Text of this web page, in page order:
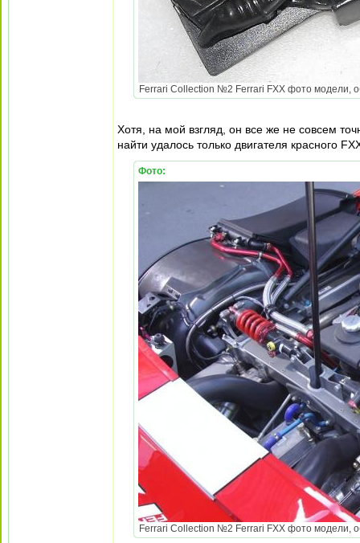
Ferrari Collection №2 Ferrari FXX фото модели,
Хотя, на мой взгляд, он все же не совсем
найти удалось только двигателя красного
Фото:
Ferrari Collection №2 Ferrari FXX фото модели,